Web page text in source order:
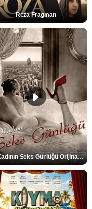
Roza Fragman
Bir Kadının Seks Günlüğü Orijinal Fragman